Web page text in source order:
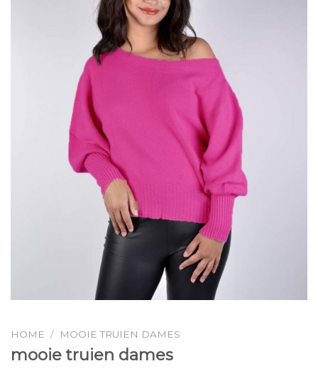
HOME / MOOIE TRUIEN DAMES
mooie truien dames